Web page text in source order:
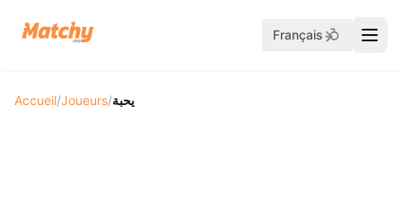
Français
Accueil/Joueurs/يحبة